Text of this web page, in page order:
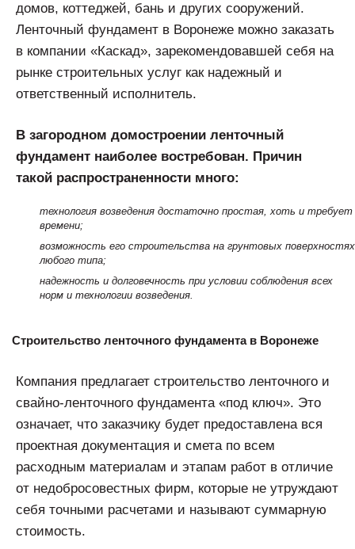
домов, коттеджей, бань и других сооружений.
Ленточный фундамент в Воронеже можно заказать
в компании «Каскад», зарекомендовавшей себя на
рынке строительных услуг как надежный и
ответственный исполнитель.
В загородном домостроении ленточный
фундамент наиболее востребован. Причин
такой распространенности много:
технология возведения достаточно простая, хоть и требует
времени;
возможность его строительства на грунтовых поверхностях
любого типа;
надежность и долговечность при условии соблюдения всех
норм и технологии возведения.
Строительство ленточного фундамента в Воронеже
Компания предлагает строительство ленточного и
свайно-ленточного фундамента «под ключ». Это
означает, что заказчику будет предоставлена вся
проектная документация и смета по всем
расходным материалам и этапам работ в отличие
от недобросовестных фирм, которые не утруждают
себя точными расчетами и называют суммарную
стоимость.